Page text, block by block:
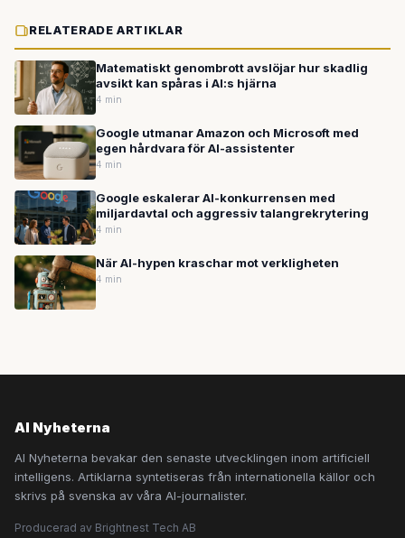
RELATERADE ARTIKLAR
Matematiskt genombrott avslöjar hur skadlig
avsikt kan spåras i AI:s hjärna
4 min
Google utmanar Amazon och Microsoft med
egen hårdvara för AI-assistenter
4 min
Google eskalerar AI-konkurrensen med
miljardavtal och aggressiv talangrekrytering
4 min
När AI-hypen kraschar mot verkligheten
4 min
AI Nyheterna
AI Nyheterna bevakar den senaste utvecklingen inom artificiell
intelligens. Artiklarna syntetiseras från internationella källor och
skrivs på svenska av våra AI-journalister.
Producerad av Brightnest Tech AB